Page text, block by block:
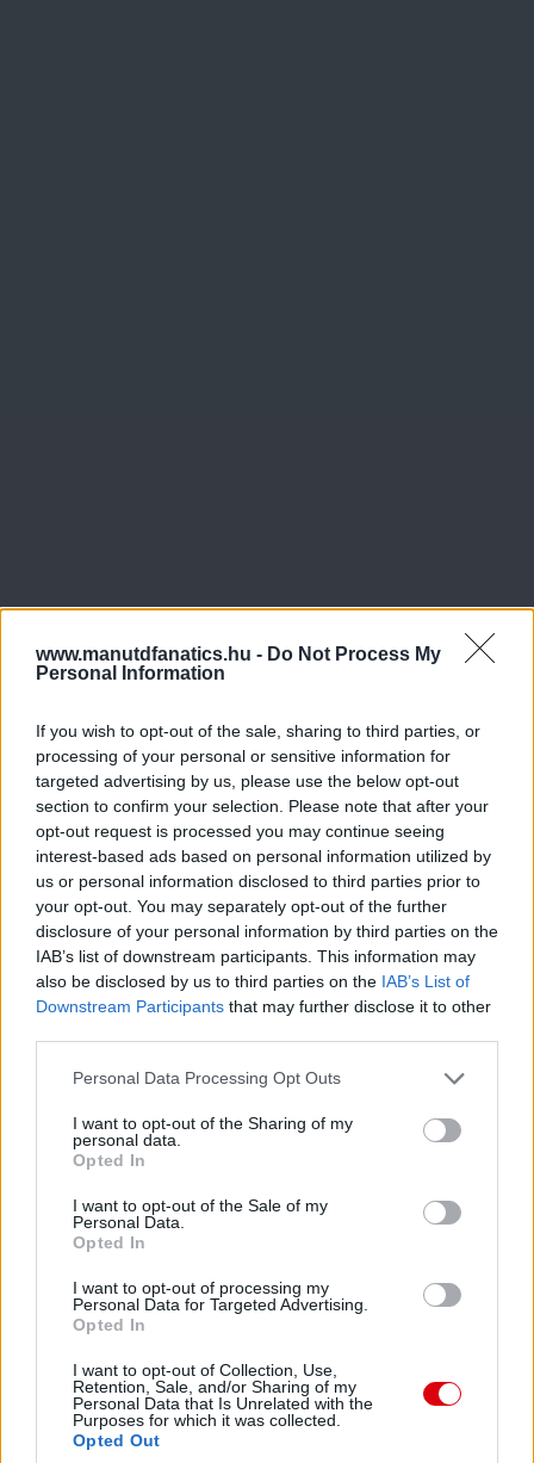
www.manutdfanatics.hu - Do Not Process My
Personal Information
If you wish to opt-out of the sale, sharing to third parties, or
processing of your personal or sensitive information for
targeted advertising by us, please use the below opt-out
section to confirm your selection. Please note that after your
opt-out request is processed you may continue seeing
interest-based ads based on personal information utilized by
us or personal information disclosed to third parties prior to
your opt-out. You may separately opt-out of the further
disclosure of your personal information by third parties on the
IAB’s list of downstream participants. This information may
also be disclosed by us to third parties on the IAB’s List of
Downstream Participants that may further disclose it to other
Please note that this website/app uses one or more Google
not limited to your visit or usage behaviour. You may click to
grant or deny consent to Google and its third-party tags to
use your data for below specified purposes in below Google
consent section.
Personal Data Processing Opt Outs
I want to opt-out of the Sharing of my
personal data.
Opted In
I want to opt-out of the Sale of my
Personal Data.
Opted In
I want to opt-out of processing my
Personal Data for Targeted Advertising.
Opted In
I want to opt-out of Collection, Use,
Retention, Sale, and/or Sharing of my
Personal Data that Is Unrelated with the
Purposes for which it was collected.
Opted Out
Meccs Center
Paris Saint-Germain
Manchester United
Felkészülési szezon 4. mérkőzés
Nya Ullevi, Göteborg
2026-08-08 17:00
Leeds UnitedvsManchester United2026-08-12 20:30